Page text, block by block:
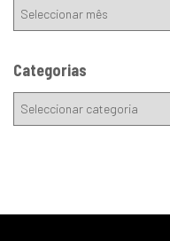
Categorias